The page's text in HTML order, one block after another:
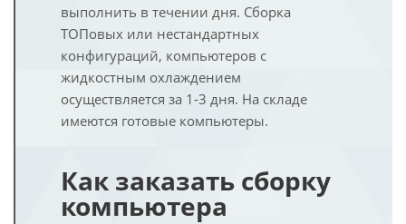
выполнить в течении дня. Сборка
ТОПовых или нестандартных
конфигураций, компьютеров с
жидкостным охлаждением
осуществляется за 1-3 дня. На складе
имеются готовые компьютеры.
Как заказать сборку
компьютера